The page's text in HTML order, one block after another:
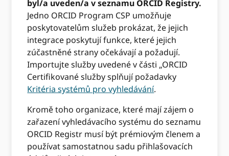
byl/a uveden/a v seznamu ORCID Registry.
Jedno ORCID Program CSP umožňuje
poskytovatelům služeb prokázat, že jejich
integrace poskytují funkce, které jejich
zúčastněné strany očekávají a požadují.
Importujte služby uvedené v části „ORCID
Certifikované služby splňují požadavky
Kritéria systémů pro vyhledávání.
Kromě toho organizace, které mají zájem o
zařazení vyhledávacího systému do seznamu
ORCID Registr musí být prémiovým členem a
používat samostatnou sadu přihlašovacích